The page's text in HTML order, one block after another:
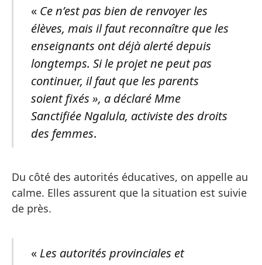
« Ce n’est pas bien de renvoyer les
élèves, mais il faut reconnaître que les
enseignants ont déjà alerté depuis
longtemps. Si le projet ne peut pas
continuer, il faut que les parents
soient fixés », a déclaré Mme
Sanctifiée Ngalula, activiste des droits
des femmes.
Du côté des autorités éducatives, on appelle au
calme. Elles assurent que la situation est suivie
de près.
« Les autorités provinciales et